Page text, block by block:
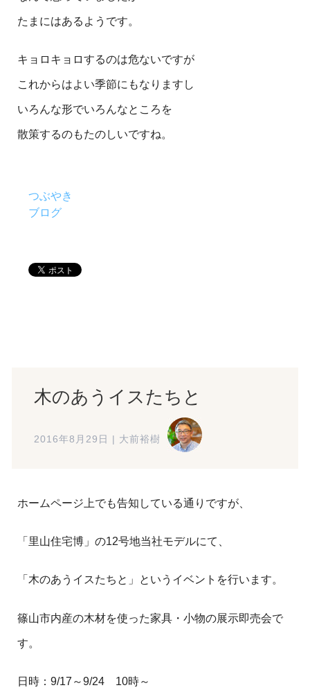
たまにはあるようです。
キョロキョロするのは危ないですが
これからはよい季節にもなりますし
いろんな形でいろんなところを
散策するのもたのしいですね。
つぶやき
ブログ
木のあうイスたちと
2016年8月29日 大前裕樹
ホームページ上でも告知している通りですが、
「里山住宅博」の12号地当社モデルにて、
「木のあうイスたちと」というイベントを行います。
篠山市内産の木材を使った家具・小物の展示即売会で
す。
日時：9/17～9/24 10時～